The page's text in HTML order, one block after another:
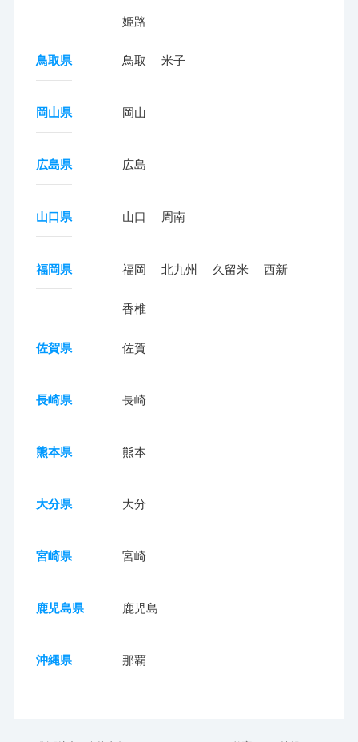
姫路
鳥取県 鳥取 米子
岡山県 岡山
広島県 広島
山口県 山口 周南
福岡県 福岡 北九州 久留米 西新
香椎
佐賀県 佐賀
長崎県 長崎
熊本県 熊本
大分県 大分
宮崎県 宮崎
鹿児島県 鹿児島
沖縄県 那覇